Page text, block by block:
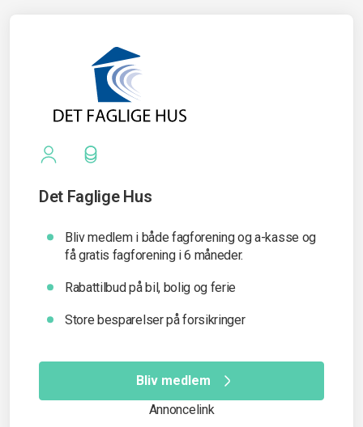
Det Faglige Hus
Bliv medlem i både fagforening og a-kasse og
få gratis fagforening i 6 måneder.
Rabattilbud på bil, bolig og ferie
Store besparelser på forsikringer
Bliv medlem
Annoncelink